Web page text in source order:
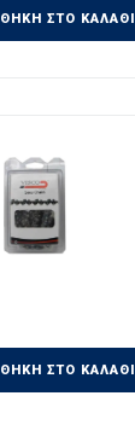
ΣΤΟ ΚΑΛΆΘΙ
ΣΤΟ ΚΑΛΆΘΙ